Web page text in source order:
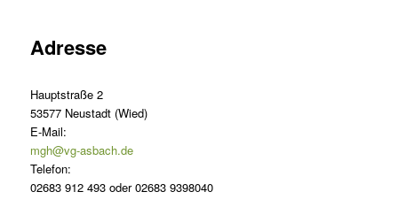
Adresse
Hauptstraße 2
53577 Neustadt (Wied)
E-Mail:
mgh@vg-asbach.de
Telefon:
02683 912 493 oder 02683 9398040